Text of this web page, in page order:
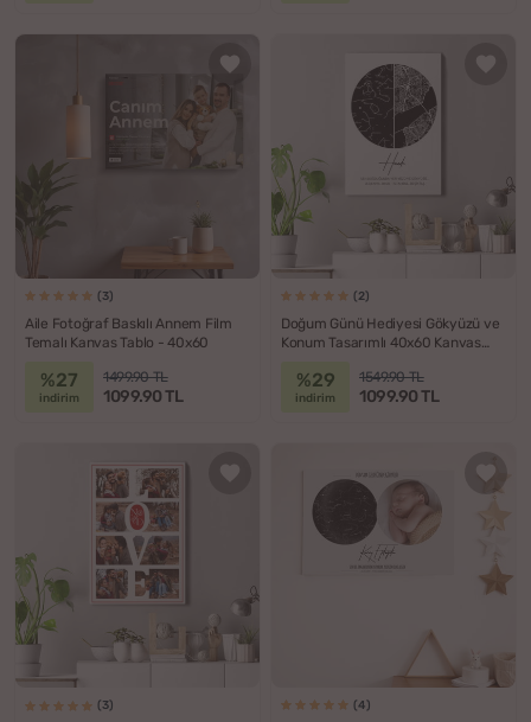
(3)
Aile Fotoğraf Baskılı Annem Film
Temalı Kanvas Tablo - 40x60
%27
indirim
1499.90 TL
1099.90 TL
(2)
Doğum Günü Hediyesi Gökyüzü ve
Konum Tasarımlı 40x60 Kanvas
%29
indirim
1549.90 TL
1099.90 TL
(3) (4)